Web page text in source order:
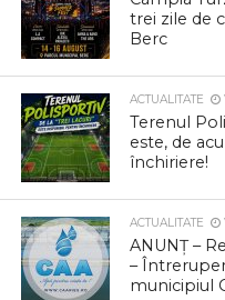
trei zile de
Berc
ACTUALITATE
Terenul
este, de
închiriere!
ACTUALITATE
ANUNȚ –
–
municipiul